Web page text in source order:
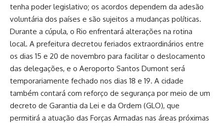
tenha poder legislativo; os acordos dependem da adesão
voluntária dos países e são sujeitos a mudanças políticas.
Durante a cúpula, o Rio enfrentará alterações na rotina
local. A prefeitura decretou feriados extraordinários entre
os dias 15 e 20 de novembro para facilitar o deslocamento
das delegações, e o Aeroporto Santos Dumont será
temporariamente fechado nos dias 18 e 19. A cidade
também contará com reforço de segurança por meio de um
decreto de Garantia da Lei e da Ordem (GLO), que
permitirá a atuação das Forças Armadas nas áreas próximas